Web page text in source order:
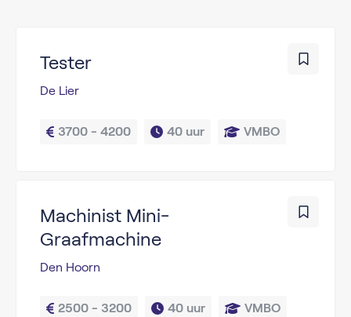
Tester
De Lier
3700 - 4200 40 uur VMBO
Machinist Mini-
Graafmachine
Den Hoorn
2500 - 3200 40 uur VMBO